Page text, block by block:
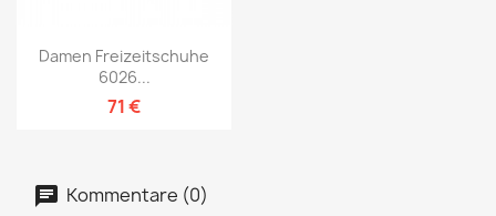
Damen Freizeitschuhe
6026...
71 €
Kommentare (0)